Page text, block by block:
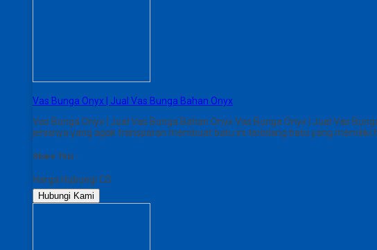
Vas Bunga Onyx | Jual Vas Bunga Bahan Onyx
Vas Bunga Onyx | Jual Vas Bunga Bahan Onyx Vas Bunga Onyx | Jual Vas
jenisnya yang agak transparan membuat batu ini terbilang batu yang
Share This :
Harga Hubungi CS
Hubungi Kami